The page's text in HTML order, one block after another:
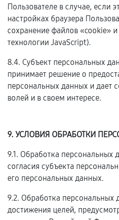
Пользователе в случае, если
настройках браузера
сохранение файлов «cookie»
технологии JavaScript).
8.4. Субъект персональных
принимает решение о
персональных данных и дает
волей и в своем интересе.
9. УСЛОВИЯ ОБРАБОТКИ
9.1. Обработка персональных
согласия субъекта
его персональных данных.
9.2. Обработка персональных
достижения целей,